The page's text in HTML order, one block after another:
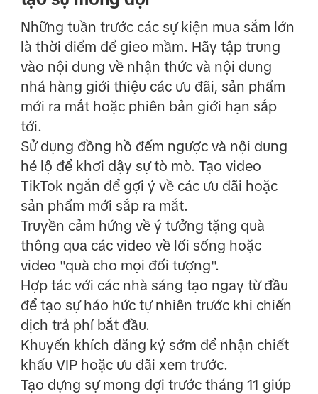
Những tuần trước các sự kiện mua sắm lớn
là thời điểm để gieo mầm. Hãy tập trung
vào nội dung về nhận thức và nội dung
nhá hàng giới thiệu các ưu đãi, sản phẩm
mới ra mắt hoặc phiên bản giới hạn sắp
tới.
Sử dụng đồng hồ đếm ngược và nội dung
hé lộ để khơi dậy sự tò mò. Tạo video
TikTok ngắn để gợi ý về các ưu đãi hoặc
sản phẩm mới sắp ra mắt.
Truyền cảm hứng về ý tưởng tặng quà
thông qua các video về lối sống hoặc
video "quà cho mọi đối tượng".
Hợp tác với các nhà sáng tạo ngay từ đầu
để tạo sự háo hức tự nhiên trước khi chiến
dịch trả phí bắt đầu.
Khuyến khích đăng ký sớm để nhận chiết
khấu VIP hoặc ưu đãi xem trước.
Tạo dựng sự mong đợi trước tháng 11 giúp